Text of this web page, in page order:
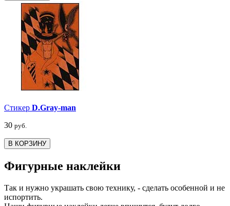
Стикер D.Gray-man
30 руб.
В КОРЗИНУ
Фигурные наклейки
Так и нужно украшать свою технику, - сделать особенной и не
испортить.